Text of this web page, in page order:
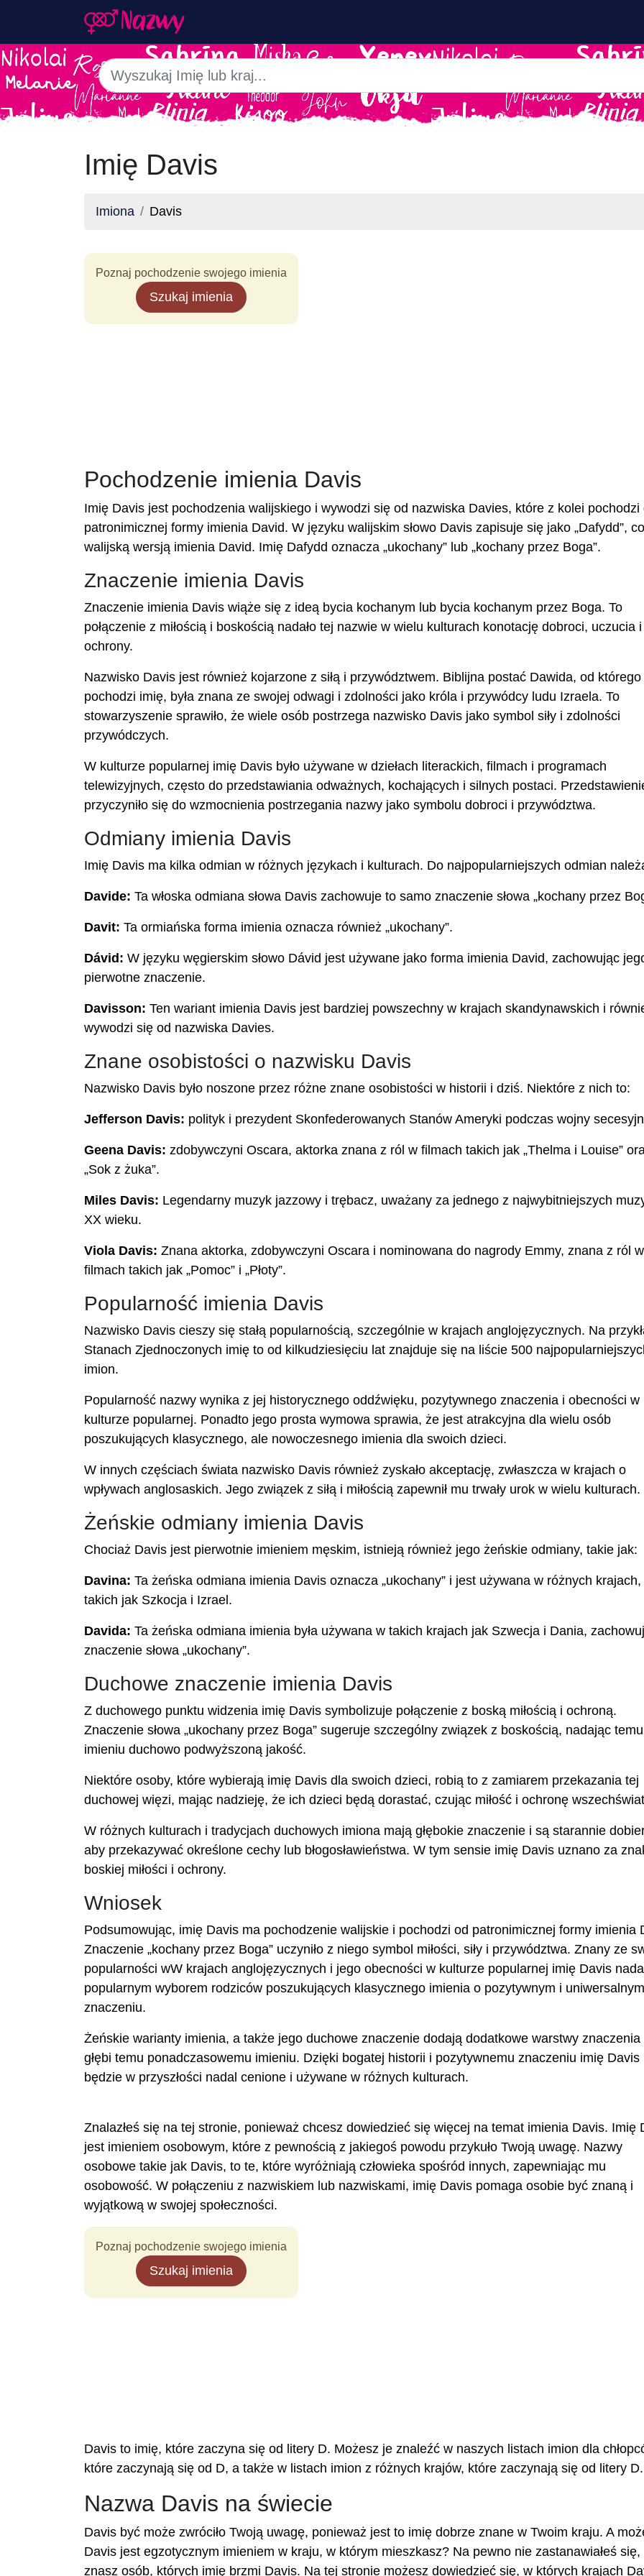
Imię Davis
Imiona Davis
Poznaj pochodzenie swojego imienia
Szukaj imienia
Pochodzenie imienia Davis
Imię Davis jest pochodzenia walijskiego i wywodzi się od nazwiska Davies, które z kolei pochodzi
patronimicznej formy imienia David. W języku walijskim słowo Davis zapisuje się jako „Dafydd”,
walijską wersją imienia David. Imię Dafydd oznacza „ukochany” lub „kochany przez Boga”.
Znaczenie imienia Davis
Znaczenie imienia Davis wiąże się z ideą bycia kochanym lub bycia kochanym przez Boga. To
połączenie z miłością i boskością nadało tej nazwie w wielu kulturach konotację dobroci, uczucia i
ochrony.
Nazwisko Davis jest również kojarzone z siłą i przywództwem. Biblijna postać Dawida, od którego
pochodzi imię, była znana ze swojej odwagi i zdolności jako króla i przywódcy ludu Izraela. To
stowarzyszenie sprawiło, że wiele osób postrzega nazwisko Davis jako symbol siły i zdolności
przywódczych.
W kulturze popularnej imię Davis było używane w dziełach literackich, filmach i programach
telewizyjnych, często do przedstawiania odważnych, kochających i silnych postaci.
przyczyniło się do wzmocnienia postrzegania nazwy jako symbolu dobroci i przywództwa.
Odmiany imienia Davis
Imię Davis ma kilka odmian w różnych językach i kulturach. Do najpopularniejszych odmian
Davide: Ta włoska odmiana słowa Davis zachowuje to samo znaczenie słowa „kochany przez
Davit: Ta ormiańska forma imienia oznacza również „ukochany”.
Dávid: W języku węgierskim słowo Dávid jest używane jako forma imienia David, zachowując
pierwotne znaczenie.
Davisson: Ten wariant imienia Davis jest bardziej powszechny w krajach skandynawskich i
wywodzi się od nazwiska Davies.
Znane osobistości o nazwisku Davis
Nazwisko Davis było noszone przez różne znane osobistości w historii i dziś. Niektóre z nich to:
Jefferson Davis: polityk i prezydent Skonfederowanych Stanów Ameryki podczas wojny
Geena Davis: zdobywczyni Oscara, aktorka znana z ról w filmach takich jak „Thelma i Louise”
„Sok z żuka”.
Miles Davis: Legendarny muzyk jazzowy i trębacz, uważany za jednego z najwybitniejszych
XX wieku.
Viola Davis: Znana aktorka, zdobywczyni Oscara i nominowana do nagrody Emmy, znana z ról w
filmach takich jak „Pomoc” i „Płoty”.
Popularność imienia Davis
Nazwisko Davis cieszy się stałą popularnością, szczególnie w krajach anglojęzycznych. Na
Stanach Zjednoczonych imię to od kilkudziesięciu lat znajduje się na liście 500
imion.
Popularność nazwy wynika z jej historycznego oddźwięku, pozytywnego znaczenia i obecności w
kulturze popularnej. Ponadto jego prosta wymowa sprawia, że ​​jest atrakcyjna dla wielu osób
poszukujących klasycznego, ale nowoczesnego imienia dla swoich dzieci.
W innych częściach świata nazwisko Davis również zyskało akceptację, zwłaszcza w krajach o
wpływach anglosaskich. Jego związek z siłą i miłością zapewnił mu trwały urok w wielu kulturach.
Żeńskie odmiany imienia Davis
Chociaż Davis jest pierwotnie imieniem męskim, istnieją również jego żeńskie odmiany, takie jak:
Davina: Ta żeńska odmiana imienia Davis oznacza „ukochany” i jest używana w różnych krajach,
takich jak Szkocja i Izrael.
Davida: Ta żeńska odmiana imienia była używana w takich krajach jak Szwecja i Dania,
znaczenie słowa „ukochany”.
Duchowe znaczenie imienia Davis
Z duchowego punktu widzenia imię Davis symbolizuje połączenie z boską miłością i ochroną.
Znaczenie słowa „ukochany przez Boga” sugeruje szczególny związek z boskością, nadając temu
imieniu duchowo podwyższoną jakość.
Niektóre osoby, które wybierają imię Davis dla swoich dzieci, robią to z zamiarem przekazania tej
duchowej więzi, mając nadzieję, że ich dzieci będą dorastać, czując miłość i ochronę
W różnych kulturach i tradycjach duchowych imiona mają głębokie znaczenie i są starannie
aby przekazywać określone cechy lub błogosławieństwa. W tym sensie imię Davis uznano za
boskiej miłości i ochrony.
Wniosek
Podsumowując, imię Davis ma pochodzenie walijskie i pochodzi od patronimicznej formy imienia
Znaczenie „kochany przez Boga” uczyniło z niego symbol miłości, siły i przywództwa. Znany ze
popularności wW krajach anglojęzycznych i jego obecności w kulturze popularnej imię Davis
popularnym wyborem rodziców poszukujących klasycznego imienia o pozytywnym i uniwersalnym
znaczeniu.
Żeńskie warianty imienia, a także jego duchowe znaczenie dodają dodatkowe warstwy znaczenia
głębi temu ponadczasowemu imieniu. Dzięki bogatej historii i pozytywnemu znaczeniu imię Davis
będzie w przyszłości nadal cenione i używane w różnych kulturach.
Znalazłeś się na tej stronie, ponieważ chcesz dowiedzieć się więcej na temat imienia Davis. Imię
jest imieniem osobowym, które z pewnością z jakiegoś powodu przykuło Twoją uwagę. Nazwy
osobowe takie jak Davis, to te, które wyróżniają człowieka spośród innych, zapewniając mu
osobowość. W połączeniu z nazwiskiem lub nazwiskami, imię Davis pomaga osobie być znaną i
wyjątkową w swojej społeczności.
Poznaj pochodzenie swojego imienia
Szukaj imienia
Davis to imię, które zaczyna się od litery D. Możesz je znaleźć w naszych listach imion dla
które zaczynają się od D, a także w listach imion z różnych krajów, które zaczynają się od litery D.
Nazwa Davis na świecie
Davis być może zwróciło Twoją uwagę, ponieważ jest to imię dobrze znane w Twoim kraju. A
Davis jest egzotycznym imieniem w kraju, w którym mieszkasz? Na pewno nie zastanawiałeś się,
znasz osób, których imię brzmi Davis. Na tej stronie możesz dowiedzieć się, w których krajach